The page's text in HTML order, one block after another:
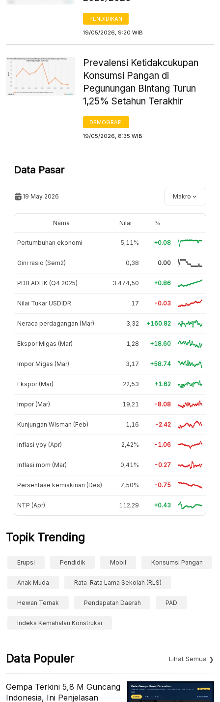
PENDIDIKAN
19/05/2026, 9:20 WIB
Prevalensi Ketidakcukupan
Konsumsi Pangan di
Pegunungan Bintang Turun
1,25% Setahun Terakhir
DEMOGRAFI
19/05/2026, 8:35 WIB
Data Pasar
19 May 2026 Makro
Nama Nilai %
Pertumbuhan ekonomi 5,11% +0.08
Gini rasio (Sem2) 0,38 0.00
PDB ADHK (Q4 2025) 3.474,50 +0.86
Nilai Tukar USDIDR 17 -0.03
Neraca perdagangan (Mar) 3,32 +160.82
Ekspor Migas (Mar) 1,28 +18.60
Impor Migas (Mar) 3,17 +58.74
Ekspor (Mar) 22,53 +1.62
Impor (Mar) 19,21 -8.08
Kunjungan Wisman (Feb) 1,16 -2.42
Inflasi yoy (Apr) 2,42% -1.06
Inflasi mom (Mar) 0,41% -0.27
Persentase kemiskinan (Des) 7,50% -0.75
NTP (Apr) 112,29 +0.43
Topik Trending
Erupsi Pendidik Mobil Konsumsi Pangan
Anak Muda Rata-Rata Lama Sekolah (RLS)
Hewan Ternak Pendapatan Daerah PAD
Indeks Kemahalan Konstruksi
Data Populer Lihat Semua
Gempa Terkini 5,8 M Guncang
Indonesia, Ini Penjelasan